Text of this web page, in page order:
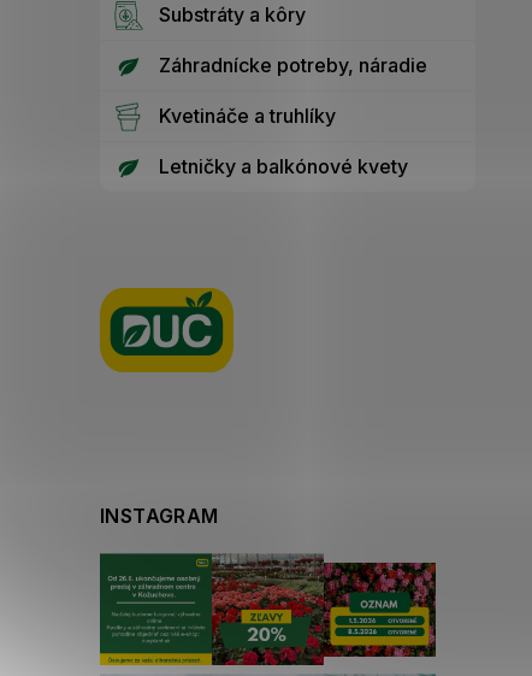
Substráty a kôry
Záhradnícke potreby, náradie
Kvetináče a truhlíky
Letničky a balkónové kvety
INSTAGRAM